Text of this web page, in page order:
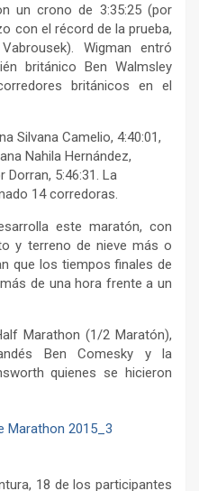
un crono de 3:35:25 (por
con el récord de la prueba,
Wigman entró
británico Ben Walmsley
británicos en el
Silvana Camelio, 4:40:01,
Nahila Hernández,
Dorran, 5:46:31. La
14 corredoras.
este maratón, con
y terreno de nieve más o
que los tiempos finales de
de una hora frente a un
Marathon (1/2 Maratón),
Ben Comesky y la
quienes se hicieron
18 de los participantes